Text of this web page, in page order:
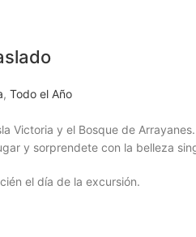
, Todo el Año
Victoria y el Bosque de
y sorprendete con la belleza
el día de la excursión.